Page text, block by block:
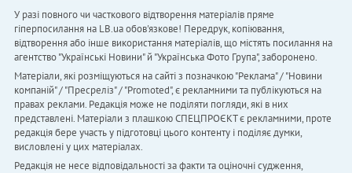
У разі повного чи часткового відтворення матеріалів пряме
гіперпосилання на LB.ua обов'язкове! Передрук, копіювання,
відтворення або інше використання матеріалів, що містять посилання на
агентство "Українськi Новини" й "Українська Фото Група", заборонено.
Матеріали, які розміщуються на сайті з позначкою "Реклама" / "Новини
компаній" / "Пресреліз" / "Promoted", є рекламними та публікуються на
правах реклами. Редакція може не поділяти погляди, які в них
представлені. Матеріали з плашкою СПЕЦПРОЄКТ є рекламними, проте
редакція бере участь у підготовці цього контенту і поділяє думки,
висловлені у цих матеріалах.
Редакція не несе відповідальності за факти та оціночні судження,